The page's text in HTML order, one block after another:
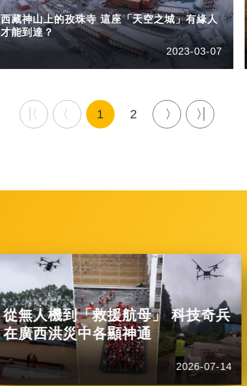
西藏神山上的孜珠寺 這座「天空之城」有緣人
才能到達？
2023-03-07
1 2
從無人機到「救援航母」 科技奇兵
在廣西洪災中各顯神通
2026-07-14